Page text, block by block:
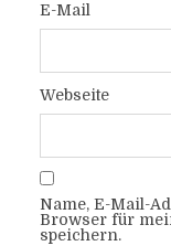
E-Mail
Webseite
Name, E-Mail-
Browser für
speichern.